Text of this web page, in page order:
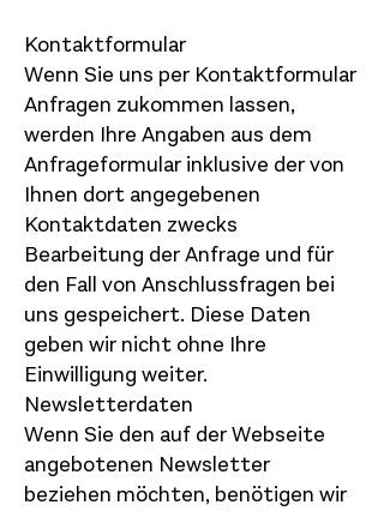
Kontaktformular
Wenn Sie uns per Kontaktformular
Anfragen zukommen lassen,
werden Ihre Angaben aus dem
Anfrageformular inklusive der von
Ihnen dort angegebenen
Kontaktdaten zwecks
Bearbeitung der Anfrage und für
den Fall von Anschlussfragen bei
uns gespeichert. Diese Daten
geben wir nicht ohne Ihre
Einwilligung weiter.
Newsletterdaten
Wenn Sie den auf der Webseite
angebotenen Newsletter
beziehen möchten, benötigen wir